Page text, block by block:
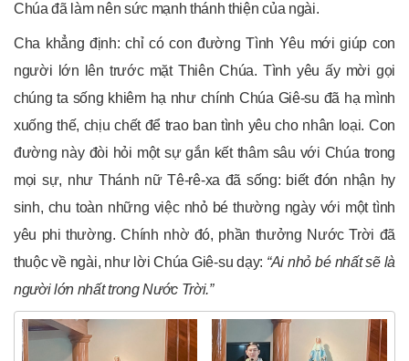
Chúa đã làm nên sức mạnh thánh thiện của ngài.
Cha khẳng định: chỉ có con đường Tình Yêu mới giúp con
người lớn lên trước mặt Thiên Chúa. Tình yêu ấy mời gọi
chúng ta sống khiêm hạ như chính Chúa Giê-su đã hạ mình
xuống thế, chịu chết để trao ban tình yêu cho nhân loại. Con
đường này đòi hỏi một sự gắn kết thâm sâu với Chúa trong
mọi sự, như Thánh nữ Tê-rê-xa đã sống: biết đón nhận hy
sinh, chu toàn những việc nhỏ bé thường ngày với một tình
yêu phi thường. Chính nhờ đó, phần thưởng Nước Trời đã
thuộc về ngài, như lời Chúa Giê-su dạy: “Ai nhỏ bé nhất sẽ là
người lớn nhất trong Nước Trời.”